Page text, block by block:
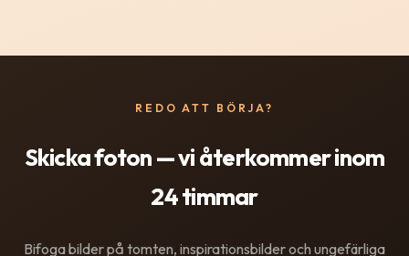
REDO ATT BÖRJA?
Skicka foton — vi återkommer inom
24 timmar
Bifoga bilder på tomten, inspirationsbilder och ungefärliga